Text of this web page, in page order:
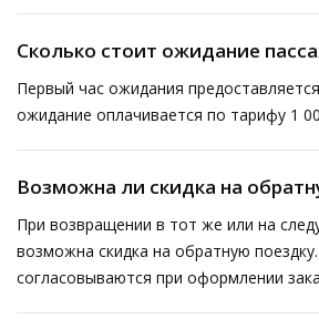
Сколько стоит ожидание
Первый час ожидания
ожидание оплачивается по тарифу 1
Возможна ли скидка на
При возвращении в тот же или на
возможна скидка на обратную
согласовываются при оформлении